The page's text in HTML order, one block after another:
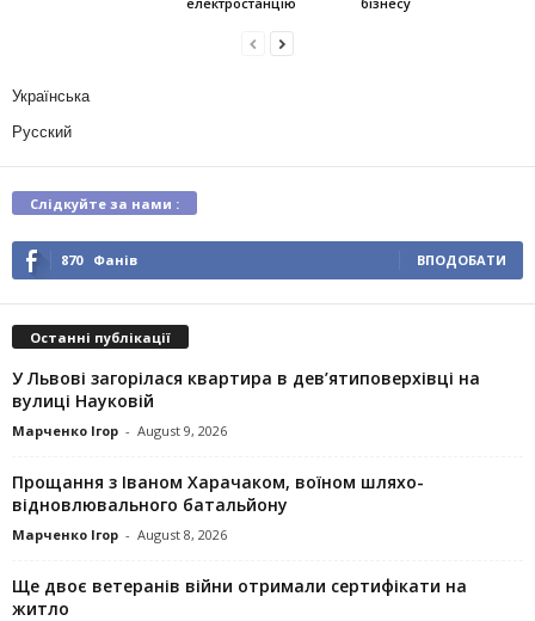
Українська
Русский
Слідкуйте за нами :
870 Фанів ВПОДОБАТИ
Останні публікації
У Львові загорілася квартира в дев’ятиповерхівці на
вулиці Науковій
Марченко Ігор - August 9, 2026
Прощання з Іваном Харачаком, воїном шляхо-
відновлювального батальйону
Марченко Ігор - August 8, 2026
Ще двоє ветеранів війни отримали сертифікати на
житло